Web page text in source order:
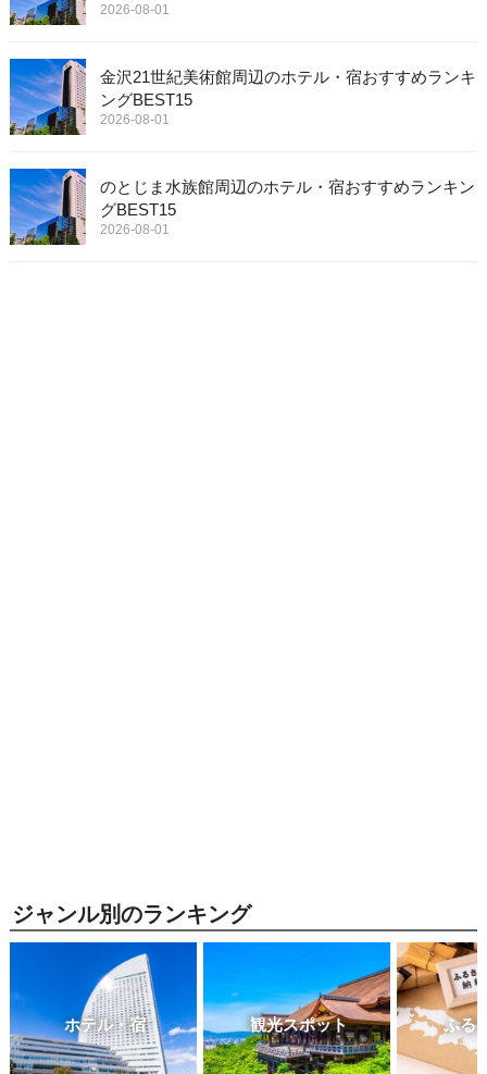
2026-08-01
金沢21世紀美術館周辺のホテル・宿おすすめランキ
ングBEST15
2026-08-01
のとじま水族館周辺のホテル・宿おすすめランキン
グBEST15
2026-08-01
ジャンル別のランキング
ホテル・宿 観光スポット ふる